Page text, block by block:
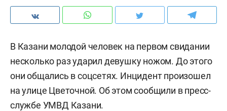
В Казани молодой человек на первом свидании
несколько раз ударил девушку ножом. До этого
они общались в соцсетях. Инцидент произошел
на улице Цветочной. Об этом сообщили в пресс-
службе УМВД Казани.